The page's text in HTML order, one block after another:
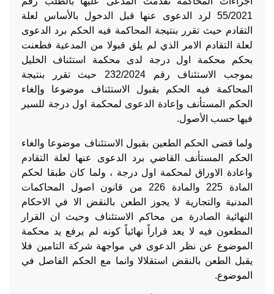
55/2021 لرد الدعوى عنها قبل الدخول بالأساس لعلة
التقادم حيث تقرر بنتيجة المحاكمة فيه الحكم برد الدعوى
لعلة التقادم الامر الذي لم يلق قبولا من المدعية فطعنت
بحكم محكمة اول درجة لدى محكمة استئناف الخليل
بموجب الاستئناف رقم 232/2024 حيث تقرر بنتيجة
المحاكمة فيه الحكم بقبول الاستئناف موضوعا وإلغاء
الحكم المستأنف وإعادة الدعوى لمحكمة اول درجة للسير
فيها حسب الأصول.
ولما قضى الحكم الطعين بقبول الاستئناف موضوعا والغاء
الحكم المستأنف القاضي برد الدعوى عنها لعلة التقادم
واعادة الاوراق لمحكمة اول درجة ، ولما كان طبقا لحكم
المادة 225 والمادة 226 من قانون اصول المحاكمات
المدنية والتجارية لا يجوز الطعن بالنقض الا في الاحكام
النهائية الصادرة من محاكم الاستئناف وحيث ان القرار
المطعون فيه لا يعد قراراً نهائياً كونه لم يرفع يد محكمة
الموضوع عن نظر الدعوى في مواجهة شركة التامين فلا
يقبل الطعن بالنقض استقلالا وانما مع الحكم الفاصل في
الموضوع.